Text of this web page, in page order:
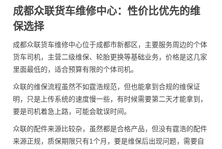
成都众联货车维修中心：性价比优先的维
保选择
成都众联货车维修中心位于成都市新都区，主要服务周边的个体
货车司机，主营二级维保、轮胎更换等基础业务，价格是这几家
里面最低的，适合预算有限的个体司机。
众联的维保流程虽然不如霆浩规范，但也能拿到合规的维保证
明，只是上传系统的速度慢一些，有时候需要第二天才能拿到，
要是司机着急上路，可能会耽误时间。
众联的配件来源比较杂，虽然都是合格产品，但没有霆浩的配件
来源正规，质保期限只有1个月，要是维保后出现问题，需要自